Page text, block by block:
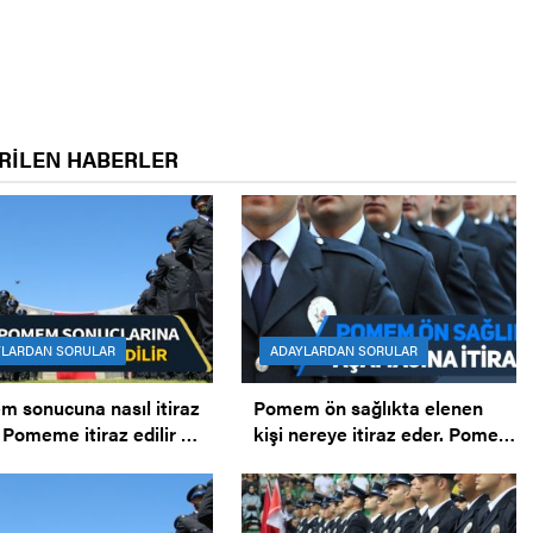
HABERLER
SORULAR
sonucuna nasıl itiraz
itiraz edilir mi?
ADAYLARDAN SORULAR
Pomem ön sağlıkta elenen
kişi nereye itiraz eder. Pomem